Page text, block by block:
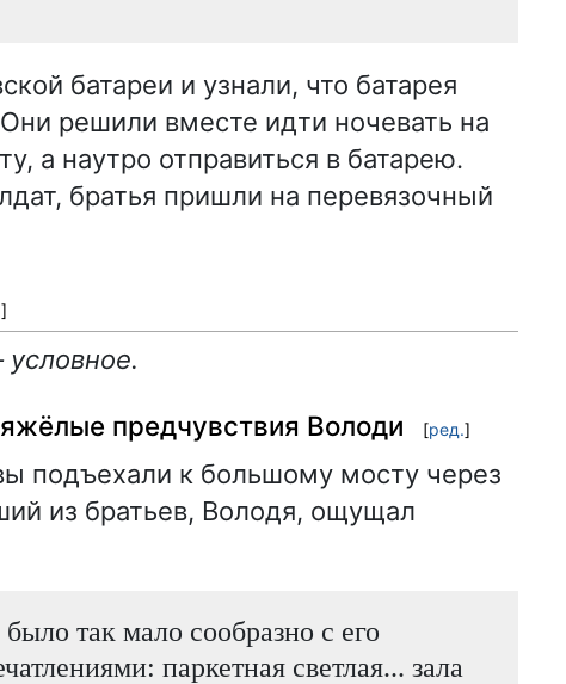
батареи и узнали, что батарея
решили вместе идти ночевать на
а наутро отправиться в батарею.
братья пришли на перевязочный
]
предчувствия Володи [ред.]
подъехали к большому мосту через
из братьев, Володя, ощущал
так мало сообразно с его
паркетная светлая... зала